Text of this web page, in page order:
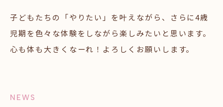
子どもたちの「やりたい」を叶えながら、さらに4歳
児期を色々な体験をしながら楽しみたいと思います。
心も体も大きくなーれ！よろしくお願いします。
NEWS